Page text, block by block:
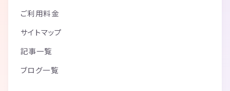
ご利用料金
サイトマップ
記事一覧
ブログ一覧